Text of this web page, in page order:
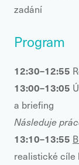
zadání
Program
12:30–12:55
13:00–13:05
a briefing
Následuje
13:10–13:55
realistické cíle